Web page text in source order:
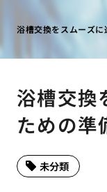
浴槽交換をスムーズ
浴槽交換
ための準
未分類